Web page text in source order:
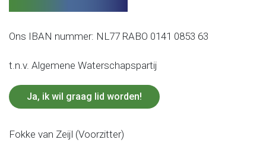
Ons IBAN nummer: NL77 RABO 0141 0853 63
t.n.v. Algemene Waterschapspartij
Ja, ik wil graag lid worden!
Fokke van Zeijl (Voorzitter)